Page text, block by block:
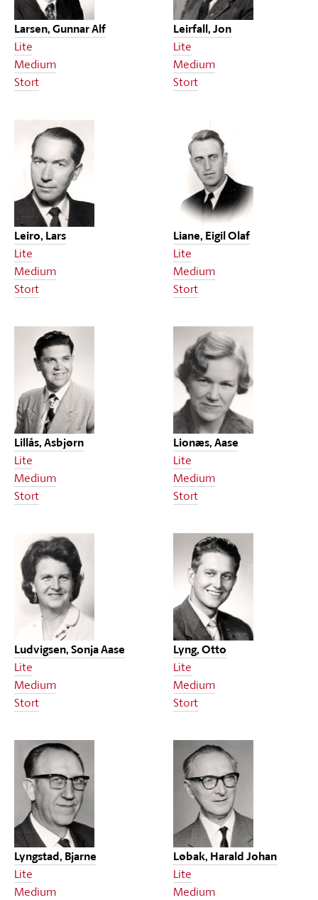
Larsen, Gunnar Alf
Lite
Medium
Stort
Leirfall, Jon
Lite
Medium
Stort
Leiro, Lars
Lite
Medium
Stort
Liane, Eigil Olaf
Lite
Medium
Stort
Lillås, Asbjørn
Lite
Medium
Stort
Lionæs, Aase
Lite
Medium
Stort
Ludvigsen, Sonja Aase
Lite
Medium
Stort
Lyng, Otto
Lite
Medium
Stort
Lyngstad, Bjarne
Lite
Medium
Løbak, Harald Johan
Lite
Medium